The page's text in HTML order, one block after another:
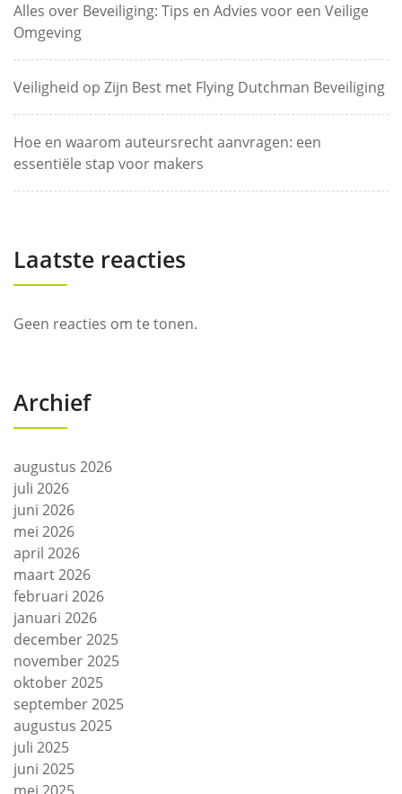
Alles over Beveiliging: Tips en Advies voor een Veilige
Omgeving
Veiligheid op Zijn Best met Flying Dutchman Beveiliging
Hoe en waarom auteursrecht aanvragen: een
essentiële stap voor makers
Laatste reacties
Geen reacties om te tonen.
Archief
augustus 2026
juli 2026
juni 2026
mei 2026
april 2026
maart 2026
februari 2026
januari 2026
december 2025
november 2025
oktober 2025
september 2025
augustus 2025
juli 2025
juni 2025